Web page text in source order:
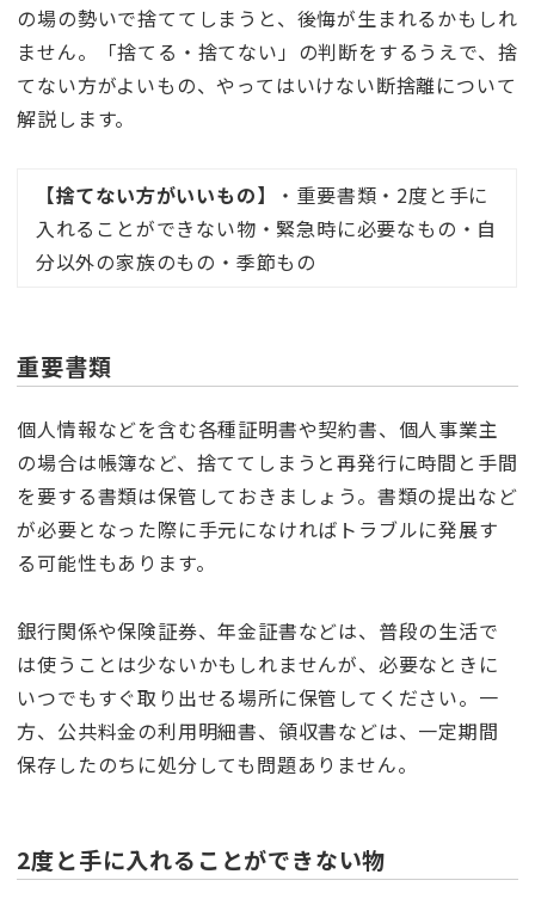
の場の勢いで捨ててしまうと、後悔が生まれるかもしれ
ません。「捨てる・捨てない」の判断をするうえで、捨
てない方がよいもの、やってはいけない断捨離について
解説します。
【捨てない方がいいもの】
・重要書類・2度と手に
入れることができない物・緊急時に必要なもの・自
分以外の家族のもの・季節もの
重要書類
個人情報などを含む各種証明書や契約書、個人事業主
の場合は帳簿など、捨ててしまうと再発行に時間と手間
を要する書類は保管しておきましょう。書類の提出など
が必要となった際に手元になければトラブルに発展す
る可能性もあります。
銀行関係や保険証券、年金証書などは、普段の生活で
は使うことは少ないかもしれませんが、必要なときに
いつでもすぐ取り出せる場所に保管してください。一
方、公共料金の利用明細書、領収書などは、一定期間
保存したのちに処分しても問題ありません。
2度と手に入れることができない物